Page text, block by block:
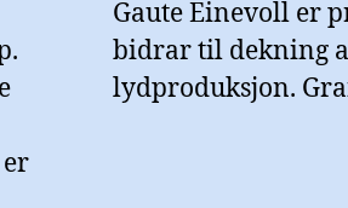
Gaute Einevoll er
bidrar til dekning
lydproduksjon.